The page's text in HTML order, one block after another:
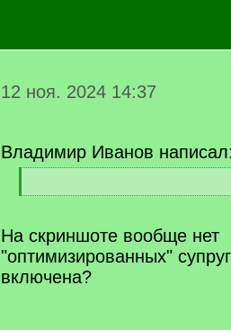
12 ноя. 2024 14:37
Владимир Иванов
q
[
q
На скриншоте вообще нет
"оптимизированных"
включена?